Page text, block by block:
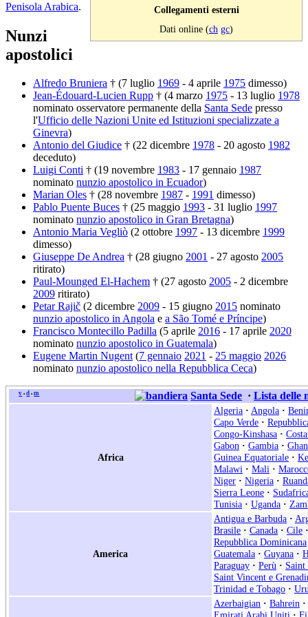
Collegamenti esterni
Dati online (ch gc)
Penisola Arabica.
Nunzi
apostolici
Alfredo Bruniera † (7 luglio 1969 - 4 aprile 1975 dimesso)
Jean-Édouard-Lucien Rupp † (4 marzo 1975 - 13 luglio 1978
nominato osservatore permanente della Santa Sede presso
l'Ufficio delle Nazioni Unite ed Istituzioni specializzate a
Ginevra)
Antonio del Giudice † (22 dicembre 1978 - 20 agosto 1982
deceduto)
Luigi Conti † (19 novembre 1983 - 17 gennaio 1987
nominato nunzio apostolico in Ecuador)
Marian Oles † (28 novembre 1987 - 1991 dimesso)
Pablo Puente Buces † (25 maggio 1993 - 31 luglio 1997
nominato nunzio apostolico in Gran Bretagna)
Antonio Maria Vegliò (2 ottobre 1997 - 13 dicembre 1999
dimesso)
Giuseppe De Andrea † (28 giugno 2001 - 27 agosto 2005
ritirato)
Paul-Mounged El-Hachem † (27 agosto 2005 - 2 dicembre
2009 ritirato)
Petar Rajič (2 dicembre 2009 - 15 giugno 2015 nominato
nunzio apostolico in Angola e a São Tomé e Príncipe)
Francisco Montecillo Padilla (5 aprile 2016 - 17 aprile 2020
nominato nunzio apostolico in Guatemala)
Eugene Martin Nugent(7 gennaio 2021 - 25 maggio 2026
nominato nunzio apostolico nella Repubblica Ceca)
v • d • m Santa Sede · Lista delle
Africa
Algeria · Angola ·
Capo Verde ·
Congo-Kinshasa ·
Gabon · Gambia ·
Guinea Equatoriale ·
Malawi · Mali ·
Niger · Nigeria ·
Sierra Leone ·
Tunisia · Uganda ·
America
Antigua e Barbuda ·
Brasile · Canada · Cile ·
Repubblica Dominicana
Guatemala · Guyana ·
Paraguay · Perù ·
Saint Vincent e
Trinidad e Tobago ·
Azerbaigian · Bahrein ·